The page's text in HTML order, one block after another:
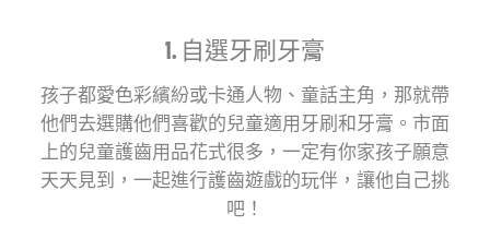
其他熱門話題
琺瑯質護理
牙刷挑選
自信笑容
企業社會責任
1. 自選牙刷牙膏
孩子都愛色彩繽紛或卡通人物、童話主角，那就帶
他們去選購他們喜歡的兒童適用牙刷和牙膏。市面
上的兒童護齒用品花式很多，一定有你家孩子願意
天天見到，一起進行護齒遊戲的玩伴，讓他自己挑
吧！